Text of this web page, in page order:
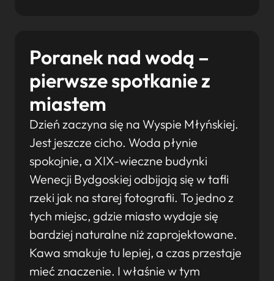
Poranek nad wodą –
pierwsze spotkanie z
miastem
Dzień zaczyna się na Wyspie Młyńskiej.
Jest jeszcze cicho. Woda płynie
spokojnie, a XIX-wieczne budynki
Wenecji Bydgoskiej odbijają się w tafli
rzeki jak na starej fotografii. To jedno z
tych miejsc, gdzie miasto wydaje się
bardziej naturalne niż zaprojektowane.
Kawa smakuje tu lepiej, a czas przestaje
mieć znaczenie. I właśnie w tym